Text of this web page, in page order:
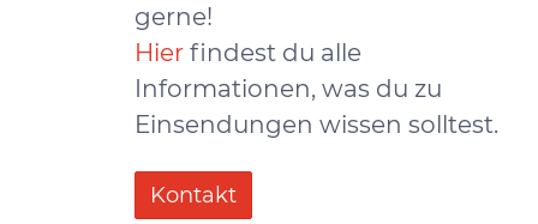
gerne!
Hier findest du alle
Informationen, was du zu
Einsendungen wissen solltest.
Kontakt